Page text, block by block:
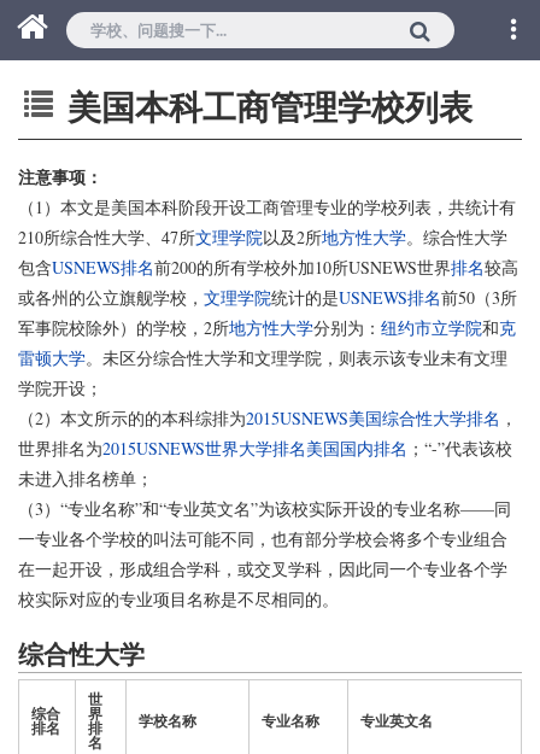
美国本科工商管理学校列表
注意事项：
（1）本文是美国本科阶段开设工商管理专业的学校列表，共统计有
210所综合性大学、47所文理学院以及2所地方性大学。综合性大学
包含USNEWS排名前200的所有学校外加10所USNEWS世界排名较高
或各州的公立旗舰学校， 文理学院统计的是USNEWS排名前50（3所
军事院校除外）的学校，2所地方性大学分别为： 纽约市立学院和克
雷顿大学。未区分综合性大学和文理学院，则表示该专业未有文理
学院开设；
（2）本文所示的的本科综排为2015USNEWS美国综合性大学排名 ，
世界排名为2015USNEWS世界大学排名美国国内排名 ；“-”代表该校
未进入排名榜单；
（3）“专业名称”和“专业英文名”为该校实际开设的专业名称——同
一专业各个学校的叫法可能不同，也有部分学校会将多个专业组合
在一起开设，形成组合学科，或交叉学科，因此同一个专业各个学
校实际对应的专业项目名称是不尽相同的。
综合性大学
综合
排名
世
界
排
名
学校名称 专业名称 专业英文名